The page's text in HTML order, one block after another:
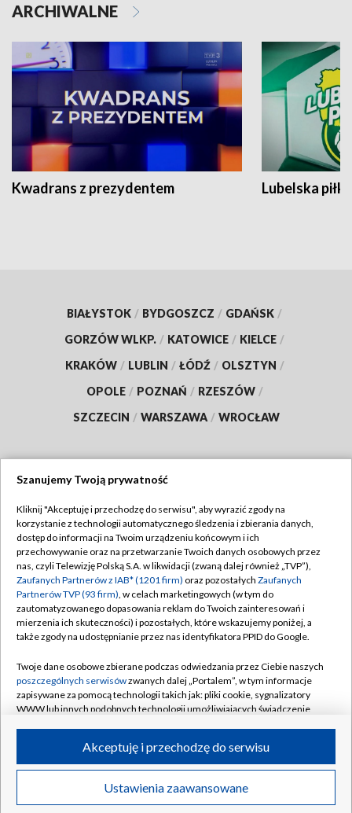
ARCHIWALNE
Kwadrans z prezydentem Lubelska piłka
BIAŁYSTOK / BYDGOSZCZ / GDAŃSK /
GORZÓW WLKP. / KATOWICE / KIELCE /
KRAKÓW / LUBLIN / ŁÓDŹ / OLSZTYN /
OPOLE / POZNAŃ / RZESZÓW /
SZCZECIN / WARSZAWA / WROCŁAW
TVP
Abonament TVP
Emisja w TVP
Centrum informacji TVP
Naziemna Telewizja Cyfrowa
Rada Programowa
System NOS
Informacje o nadawcy
Program dla prasy
Ogłoszenie przetargowe
Regulamin TVP
Polityka prywatności
Moje zgody
Pomoc
Kontakt
Kanały
©2026 Telewizja Polska S.A. w likwidacji
Szanujemy Twoją prywatność
Kliknij "Akceptuję i przechodzę do serwisu", aby wyrazić zgody na
korzystanie z technologii automatycznego śledzenia i zbierania danych,
dostęp do informacji na Twoim urządzeniu końcowym i ich
przechowywanie oraz na przetwarzanie Twoich danych osobowych przez
nas, czyli Telewizję Polską S.A. w likwidacji (zwaną dalej również „TVP”),
Zaufanych Partnerów z IAB* (1201 firm) oraz pozostałych Zaufanych
Partnerów TVP (93 firm), w celach marketingowych (w tym do
zautomatyzowanego dopasowania reklam do Twoich zainteresowań i
mierzenia ich skuteczności) i pozostałych, które wskazujemy poniżej, a
także zgody na udostępnianie przez nas identyfikatora PPID do Google.
Twoje dane osobowe zbierane podczas odwiedzania przez Ciebie naszych
poszczególnych serwisówzwanych dalej „Portalem”, w tym informacje
zapisywane za pomocą technologii takich jak: pliki cookie, sygnalizatory
WWW lub innych podobnych technologii umożliwiających świadczenie
ruchu w Internecie.
Twoje dane osobowe zbierane podczas odwiedzania przez Ciebie
poszczególnych serwisówna Portalu, takie jak adresy IP, identyfikatory
Ustawienia zaawansowane
Akceptuję i przechodzę do serwisu